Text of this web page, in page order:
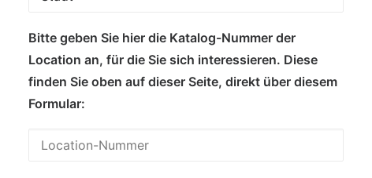
Bitte geben Sie hier die Katalog-Nummer der
Location an, für die Sie sich interessieren. Diese
finden Sie oben auf dieser Seite, direkt über diesem
Formular: